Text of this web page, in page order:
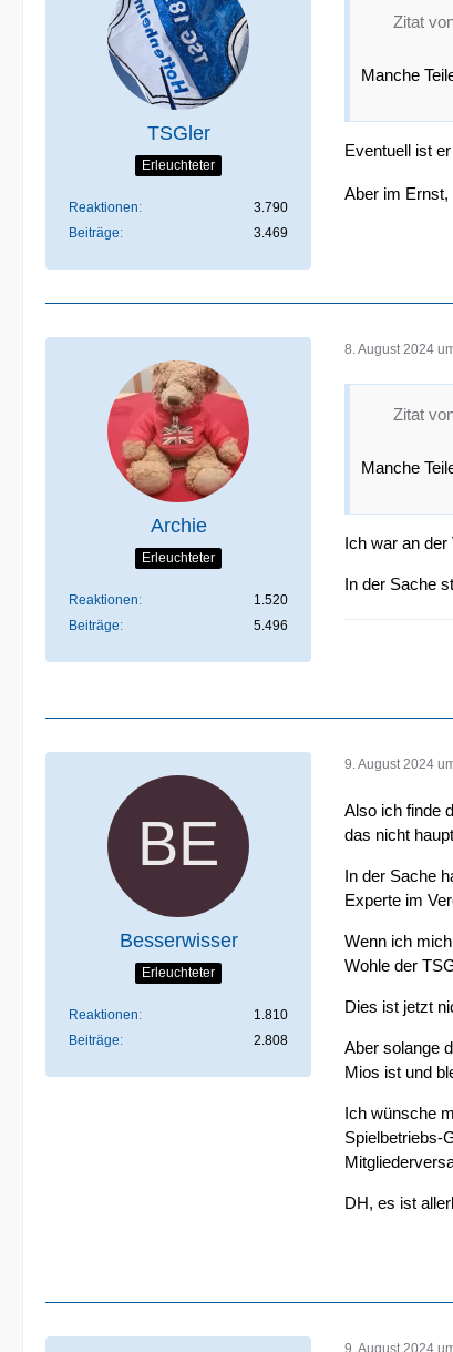
TSGler
Erleuchteter
Reaktionen
3.790
Beiträge
3.469
Zitat
Manche
Eventuell ist
Aber im Ernst,
Archie
Erleuchteter
Reaktionen
1.520
Beiträge
5.496
8. August 2024
Zitat
Manche
Ich war an der
In der Sache
Besserwisser
Erleuchteter
Reaktionen
1.810
Beiträge
2.808
9. August 2024
Also ich finde
das nicht
In der Sache
Experte im
Wenn ich
Wohle der
Dies ist jetzt
Aber solange
Mios ist und
Ich wünsche
Spielbetriebs-
DH, es ist
9. August 2024